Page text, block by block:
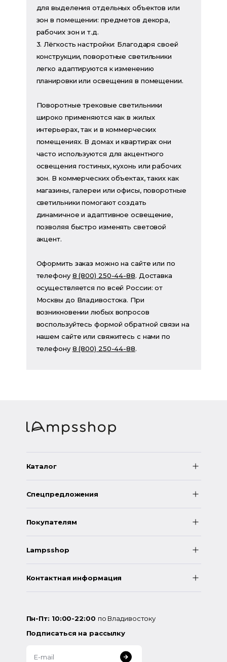
для выделения отдельных объектов или
зон в помещении: предметов декора,
рабочих зон и т.д.
3. Лёгкость настройки: Благодаря своей
конструкции, поворотные светильники
легко адаптируются к изменению
планировки или освещения в помещении.
Поворотные трековые светильники
широко применяются как в жилых
интерьерах, так и в коммерческих
помещениях. В домах и квартирах они
часто используются для акцентного
освещения гостиных, кухонь или рабочих
зон. В коммерческих объектах, таких как
магазины, галереи или офисы, поворотные
светильники помогают создать
динамичное и адаптивное освещение,
позволяя быстро изменять световой
акцент.
Оформить заказ можно на сайте или по
телефону8 (800) 250-44-88. Доставка
осуществляется по всей России: от
Москвы до Владивостока. При
возникновении любых вопросов
воспользуйтесь формой обратной связи на
нашем сайте или свяжитесь с нами по
телефону8 (800) 250-44-88.
Каталог
Спецпредложения
Покупателям
Lampsshop
Контактная информация
Пн-Пт: 10:00-22:00 по Владивостоку
Подписаться на рассылку